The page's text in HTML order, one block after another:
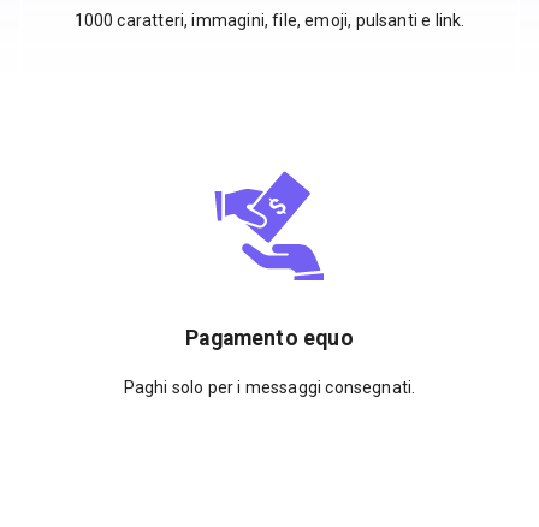
1000 caratteri, immagini, file, emoji, pulsanti e link.
Pagamento equo
Paghi solo per i messaggi consegnati.